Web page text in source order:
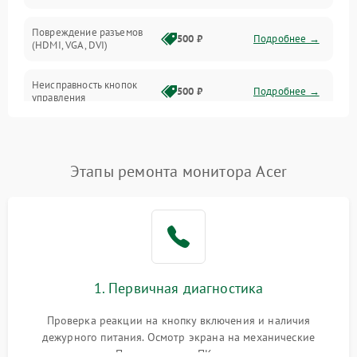
Повреждение разъемов
(HDMI, VGA, DVI)
500 ₽ Подробнее →
Неисправность кнопок
управления
500 ₽ Подробнее →
Повреждение кабеля
1000 ₽
Поломка системы
автоматического
1000 ₽ Подробнее →
Неисправность системы
Этапы ремонта монитора Acer
1. Первичная диагностика
Проверка реакции на кнопку включения и наличия
дежурного питания. Осмотр экрана на механические
повреждения. Подключение к ПК для оценки вывода